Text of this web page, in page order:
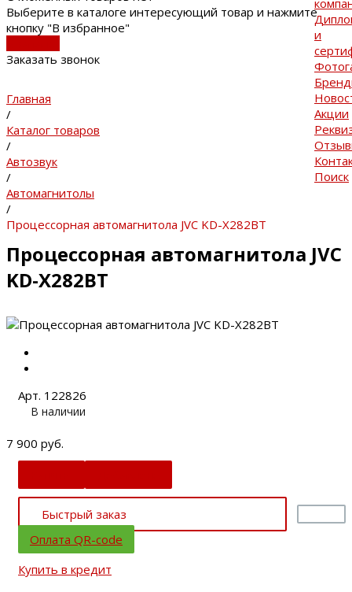
и
Акции
Поиск
Выберите в каталоге интересующий товар и нажмите
кнопку "В избранное"
Заказать звонок
Главная
/
Каталог товаров
/
Автозвук
/
Автомагнитолы
/
Процессорная автомагнитола JVC KD-X282BT
Процессорная автомагнитола JVC
KD-X282BT
Арт. 122826
В наличии
7 900 руб.
Быстрый заказ
Оплата QR-code
Купить в кредит